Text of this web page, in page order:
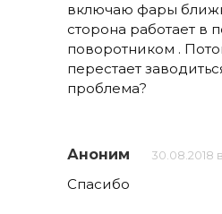
включаю фары
сторона работает в
поворотником .
перестает
проблема?
Аноним 30.08.2018
Спасибо